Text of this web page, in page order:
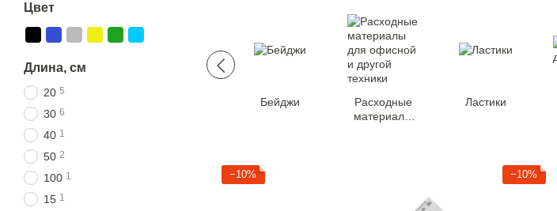
Бейджи
Расходные
материалы
Ластики
−10% −10%
Цвет
Длина, см
20 5
30 6
40 1
50 2
100 1
15 1